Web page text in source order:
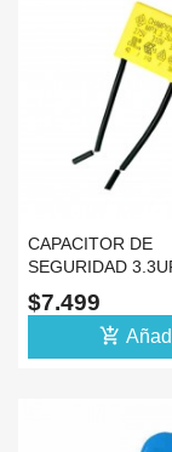
CAPACITOR DE
SEGURIDAD
SWITCH TUYA
$7.499
add_shopping_cart